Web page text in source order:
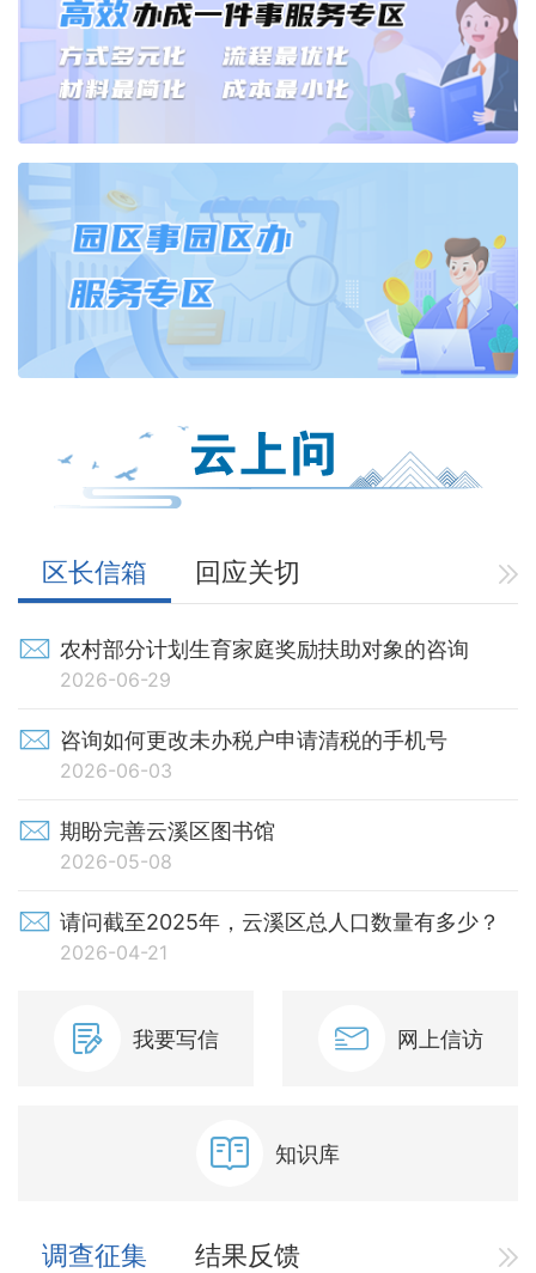
区长信箱 回应关切
农村部分计划生育家庭奖励扶助对象的咨询
2026-06-29
咨询如何更改未办税户申请清税的手机号
2026-06-03
期盼完善云溪区图书馆
2026-05-08
请问截至2025年，云溪区总人口数量有多少？
2026-04-21
我要写信 网上信访
知识库
调查征集 结果反馈